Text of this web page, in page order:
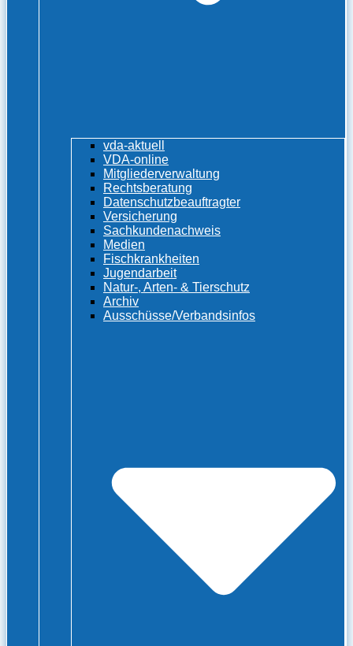
vda-aktuell
VDA-online
Mitgliederverwaltung
Rechtsberatung
Datenschutzbeauftragter
Versicherung
Sachkundenachweis
Medien
Fischkrankheiten
Jugendarbeit
Natur-, Arten- & Tierschutz
Archiv
Ausschüsse/Verbandsinfos